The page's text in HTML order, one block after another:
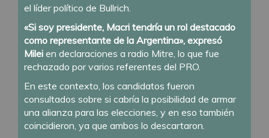
el líder político de Bullrich.
«Si soy presidente, Macri tendría un rol destacado
como representante de la Argentina», expresó
Milei en declaraciones a radio Mitre, lo que fue
rechazado por varios referentes del PRO.
En este contexto, los candidatos fueron
consultados sobre si cabría la posibilidad de armar
una alianza para las elecciones, y en eso también
coincidieron, ya que ambos lo descartaron.